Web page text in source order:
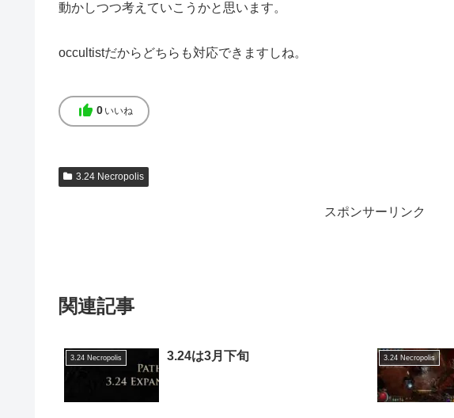
動かしつつ考えていこうかと思います。
occultistだからどちらも対応できますしね。
thumb_up 0 いいね
3.24 Necropolis
スポンサーリンク
関連記事
3.24 Necropolis 3.24は3月下旬 3.24 Necropolis